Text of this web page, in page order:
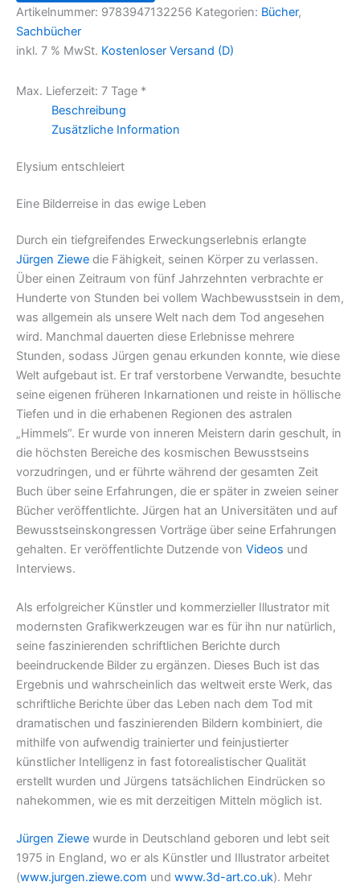
Artikelnummer: 9783947132256 Kategorien: Bücher,
Sachbücher
inkl. 7 % MwSt. Kostenloser Versand (D)
Max. Lieferzeit: 7 Tage *
Beschreibung
Zusätzliche Information
Elysium entschleiert
Eine Bilderreise in das ewige Leben
Durch ein tiefgreifendes Erweckungserlebnis erlangte
Jürgen Ziewe die Fähigkeit, seinen Körper zu verlassen.
Über einen Zeitraum von fünf Jahrzehnten verbrachte er
Hunderte von Stunden bei vollem Wachbewusstsein in dem,
was allgemein als unsere Welt nach dem Tod angesehen
wird. Manchmal dauerten diese Erlebnisse mehrere
Stunden, sodass Jürgen genau erkunden konnte, wie diese
Welt aufgebaut ist. Er traf verstorbene Verwandte, besuchte
seine eigenen früheren Inkarnationen und reiste in höllische
Tiefen und in die erhabenen Regionen des astralen
„Himmels“. Er wurde von inneren Meistern darin geschult, in
die höchsten Bereiche des kosmischen Bewusstseins
vorzudringen, und er führte während der gesamten Zeit
Buch über seine Erfahrungen, die er später in zweien seiner
Bücher veröffentlichte. Jürgen hat an Universitäten und auf
Bewusstseinskongressen Vorträge über seine Erfahrungen
gehalten. Er veröffentlichte Dutzende von Videos und
Interviews.
Als erfolgreicher Künstler und kommerzieller Illustrator mit
modernsten Grafikwerkzeugen war es für ihn nur natürlich,
seine faszinierenden schriftlichen Berichte durch
beeindruckende Bilder zu ergänzen. Dieses Buch ist das
Ergebnis und wahrscheinlich das weltweit erste Werk, das
schriftliche Berichte über das Leben nach dem Tod mit
dramatischen und faszinierenden Bildern kombiniert, die
mithilfe von aufwendig trainierter und feinjustierter
künstlicher Intelligenz in fast fotorealistischer Qualität
erstellt wurden und Jürgens tatsächlichen Eindrücken so
nahekommen, wie es mit derzeitigen Mitteln möglich ist.
Jürgen Ziewe wurde in Deutschland geboren und lebt seit
1975 in England, wo er als Künstler und Illustrator arbeitet
(www.jurgen.ziewe.com und www.3d-art.co.uk). Mehr